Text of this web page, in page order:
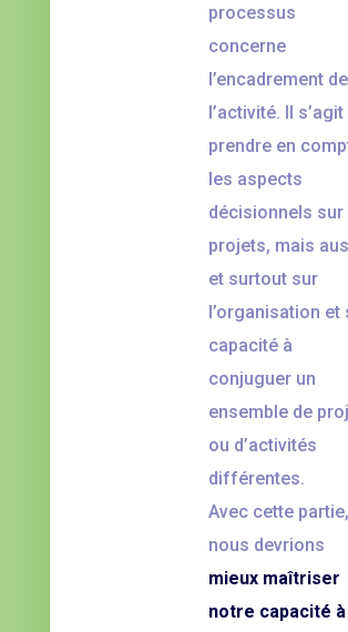
processus
concerne
l’encadrement de
l’activité. Il s’agit
prendre en
les aspects
décisionnels sur
projets, mais
et surtout sur
l’organisation et
capacité à
conjuguer un
ensemble de
ou d’activités
différentes.
Avec cette partie,
nous devrions
mieux maîtriser
notre capacité à